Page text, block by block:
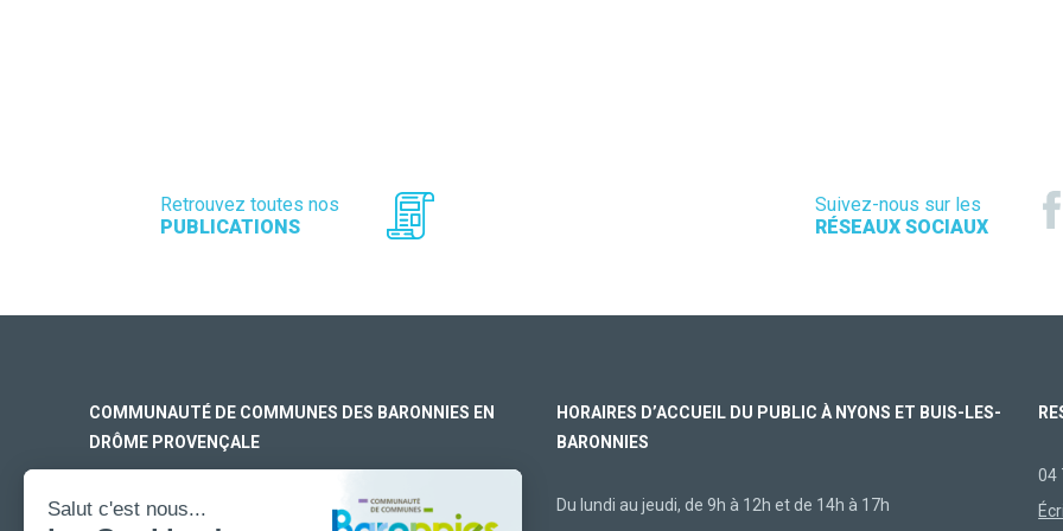
Retrouvez toutes nos
PUBLICATIONS
Suivez-nous sur les
RÉSEAUX SOCIAUX
COMMUNAUTÉ DE COMMUNES DES BARONNIES EN
DRÔME PROVENÇALE
SIÈGE SOCIAL
HORAIRES D’ACCUEIL DU PUBLIC À NYONS ET BUIS-LES-
BARONNIES
Du lundi au jeudi, de 9h à 12h et de 14h à 17h
04